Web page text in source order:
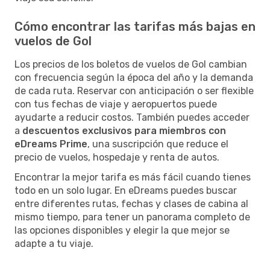
Cómo encontrar las tarifas más bajas en
vuelos de Gol
Los precios de los boletos de vuelos de Gol cambian
con frecuencia según la época del año y la demanda
de cada ruta. Reservar con anticipación o ser flexible
con tus fechas de viaje y aeropuertos puede
ayudarte a reducir costos. También puedes acceder
a descuentos exclusivos para miembros con
eDreams Prime, una suscripción que reduce el
precio de vuelos, hospedaje y renta de autos.
Encontrar la mejor tarifa es más fácil cuando tienes
todo en un solo lugar. En eDreams puedes buscar
entre diferentes rutas, fechas y clases de cabina al
mismo tiempo, para tener un panorama completo de
las opciones disponibles y elegir la que mejor se
adapte a tu viaje.